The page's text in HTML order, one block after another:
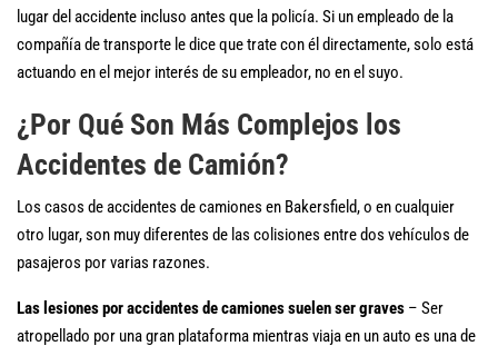
lugar del accidente incluso antes que la policía. Si un empleado de la
compañía de transporte le dice que trate con él directamente, solo está
actuando en el mejor interés de su empleador, no en el suyo.
¿Por Qué Son Más Complejos los
Accidentes de Camión?
Los casos de accidentes de camiones en Bakersfield, o en cualquier
otro lugar, son muy diferentes de las colisiones entre dos vehículos de
pasajeros por varias razones.
Las lesiones por accidentes de camiones suelen ser graves – Ser
atropellado por una gran plataforma mientras viaja en un auto es una de